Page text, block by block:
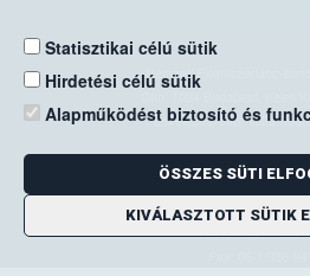
Statisztikai célú sütik
Hirdetési célú sütik
Alapműködést biztosító és
ÖSSZES SÜTI
KIVÁLASZTOTT SÜTIK
Nemzeti Élelmiszerlánc-
Levelezési cím: 1525
E-mail:
Zöld szám: 06-80/
Telefon: 06-1/ 336-